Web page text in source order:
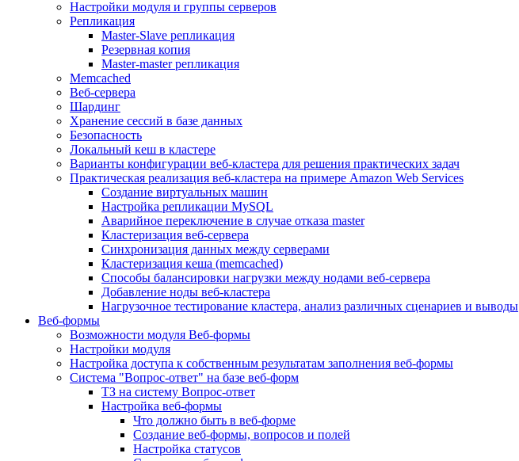
Настройки модуля и группы серверов
Репликация
Master-Slave репликация
Резервная копия
Master-master репликация
Memcached
Веб-сервера
Шардинг
Хранение сессий в базе данных
Безопасность
Локальный кеш в кластере
Варианты конфигурации веб-кластера для решения практических задач
Практическая реализация веб-кластера на примере Amazon Web Services
Создание виртуальных машин
Настройка репликации MySQL
Аварийное переключение в случае отказа master
Кластеризация веб-сервера
Синхронизация данных между серверами
Кластеризация кеша (memcached)
Способы балансировки нагрузки между нодами веб-сервера
Добавление ноды веб-кластера
Нагрузочное тестирование кластера, анализ различных сценариев и выводы
Веб-формы
Возможности модуля Веб-формы
Настройки модуля
Настройка доступа к собственным результатам заполнения веб-формы
Система "Вопрос-ответ" на базе веб-форм
ТЗ на систему Вопрос-ответ
Настройка веб-формы
Что должно быть в веб-форме
Создание веб-формы, вопросов и полей
Настройка статусов